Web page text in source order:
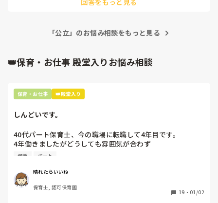
お医者さんの言う「集団生活」と保育者が思う「集団生活」の
回答をもっと見る
「公立」のお悩み相談をもっと見る
👑保育・お仕事 殿堂入りお悩み相談
保育・お仕事 👑殿堂入り
しんどいです。
40代パート保育士、今の職場に転職して4年目です。
4年働きましたがどうしても雰囲気が合わず
退職しようと思っています。
周りの職員は、勤続10年以上から何十年という先生がほとん
どです。
保護者子どもの愚痴悪口が多く、
退職 パート
晴れたらいいね
保育士, 認可保育園
19 ・ 01/02